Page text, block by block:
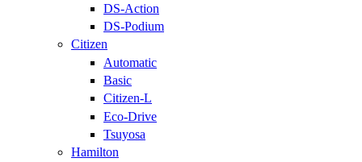
DS-Action
DS-Podium
Citizen
Automatic
Basic
Citizen-L
Eco-Drive
Tsuyosa
Hamilton